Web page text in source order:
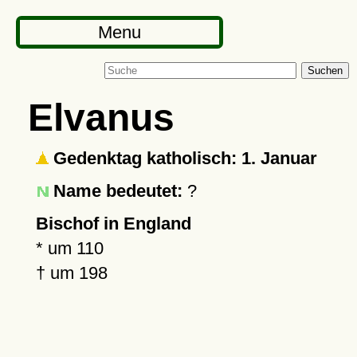
Menu
Suchen
Elvanus
Gedenktag katholisch: 1. Januar
Name bedeutet: ?
Bischof in England
* um 110
† um 198